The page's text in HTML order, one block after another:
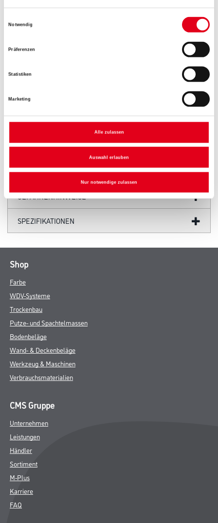
Notwendig
Präferenzen
Statistiken
Marketing
Alle zulassen
Auswahl erlauben
Nur notwendige zulassen
Umrechnungsfaktoren
PRODUKTEIGENSCHAFTEN
ZUSATZINFOS
GEFAHRENHINWEISE
SPEZIFIKATIONEN
Shop
Farbe
WDV-Systeme
Trockenbau
Putze- und Spachtelmassen
Bodenbeläge
Wand- & Deckenbeläge
Werkzeug & Maschinen
Verbrauchsmaterialien
CMS Gruppe
Unternehmen
Leistungen
Händler
Sortiment
M-Plus
Karriere
FAQ